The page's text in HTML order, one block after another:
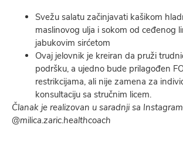
Svežu salatu začinjavati kašikom
maslinovog ulja i sokom od ceđenog
jabukovim sirćetom
Ovaj jelovnik je kreiran da pruži
podršku, a ujedno bude prilagođen
restrikcijama, ali nije zamena za
konsultaciju sa stručnim licem.
Članak je realizovan u saradnji sa
@milica.zaric.healthcoach